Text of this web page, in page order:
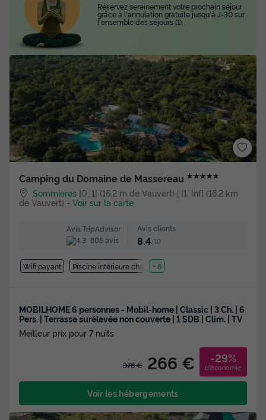
Camping du Domaine de Massereau ★★★★★
Sommieres ]0, 1[ (16,2 m de Vauvert) | [1, Inf[ (16,2 km
de Vauvert) - Voir sur la carte
Avis TripAdvisor
805 avis
Avis clients
8.4/10
Wifi payant Piscine intérieure chauffée
+ 6
MOBILHOME 6 personnes - Mobil-home | Classic | 3 Ch. | 6
Pers. | Terrasse surélevée non couverte | 1 SDB | Clim. | TV
Meilleur prix pour 7 nuits
378 € 266 € -29%
d'économie
Voir les hébergements
Réservez sereinement votre prochain séjour
grâce à l'annulation gratuite jusqu'à J-30 sur
l'ensemble des séjours (1).